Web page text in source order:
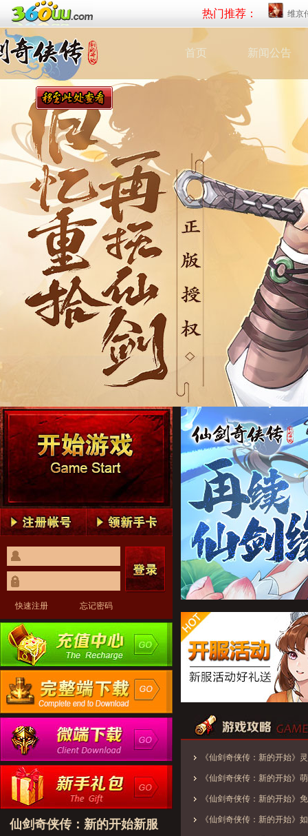
热门推荐： 维京
首页 新闻公告
快速注册 忘记密码
仙剑奇侠传：新的开始新服
仙剑奇侠传：新的开始1
仙剑奇侠传：新的开始1
仙剑奇侠传：新的开始2
仙剑奇侠传：新的开始2
仙剑奇侠传：新的开始3
仙剑奇侠传：新的开始3
仙剑奇侠传：新的开始4
仙剑奇侠传：新的开始4
仙剑奇侠传：新的开始5
仙剑奇侠传：新的开始5
《仙剑奇侠传：新的开始》
优使用方案
《仙剑奇侠传：新的开始》
《仙剑奇侠传：新的开始》
——剑仙·李逍遥小妙招
《仙剑奇侠传：新的开始》